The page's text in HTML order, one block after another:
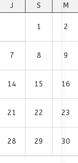
J S M
1 2
7 8 9
14 15 16
21 22 23
28 29 30